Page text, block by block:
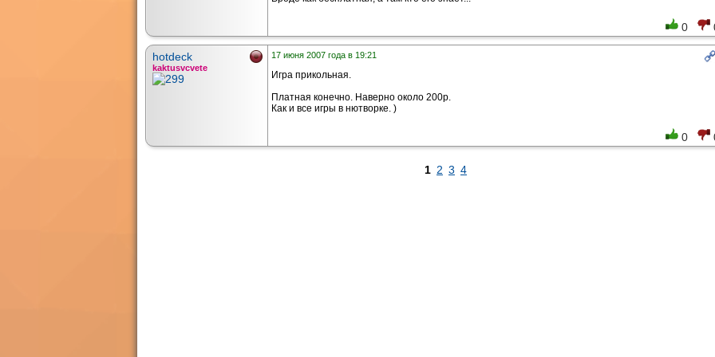
0
hotdeck
kaktusvcvete
17 июня 2007 года в 19:21
Игра прикольная.
Платная конечно. Наверно около 200р.
Как и все игры в нютворке. )
0
1 2 3 4